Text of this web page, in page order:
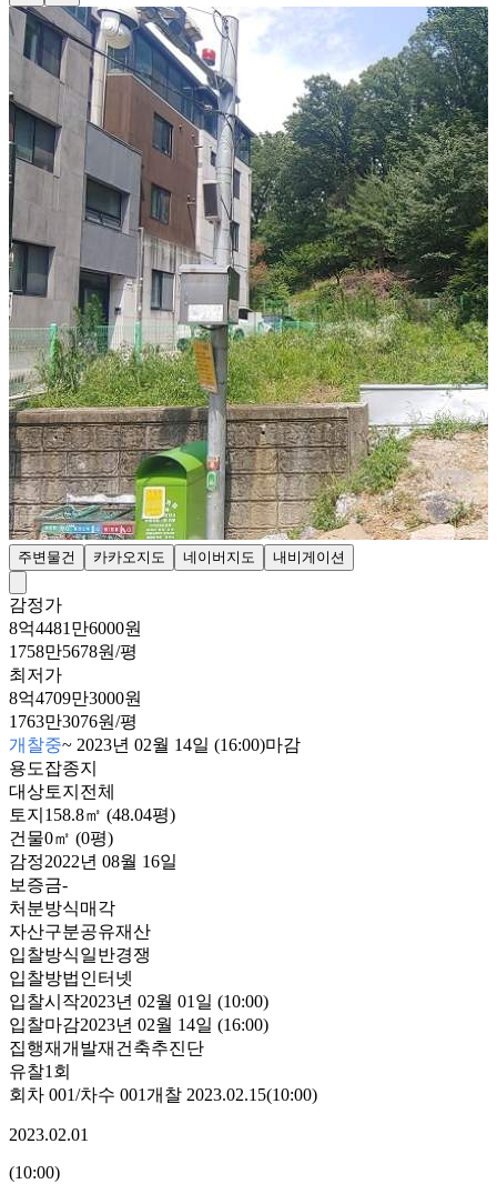
주변물건 카카오지도 네이버지도 내비게이션
감정가
8억4481만6000원
1758만5678원/평
최저가
8억4709만3000원
1763만3076원/평
개찰중~ 2023년 02월 14일 (16:00)마감
용도잡종지
대상토지전체
토지 158.8㎡ (48.04평)
건물0㎡ (0평)
감정2022년 08월 16일
보증금-
처분방식매각
자산구분공유재산
입찰방식일반경쟁
입찰방법인터넷
입찰시작2023년 02월 01일 (10:00)
입찰마감2023년 02월 14일 (16:00)
집행재개발재건축추진단
유찰1회
회차 001/차수 001개찰 2023.02.15(10:00)
2023.02.01
(10:00)